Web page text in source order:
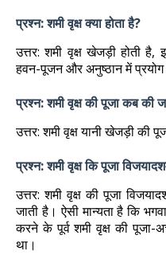
प्रश्न: शमी वृक्ष क्या होता है?
उत्तर: शमी वृक्ष खेजड़ी होती
हवन-पूजन और अनुष्ठान में प्रयोग
प्रश्न: शमी वृक्ष की पूजा कब की
उत्तर: शमी वृक्ष यानी खेजड़ी की
प्रश्न: शमी वृक्ष कि पूजा
उत्तर: शमी वृक्ष की पूजा
जाती है। ऐसी मान्यता है कि
करने के पूर्व शमी वृक्ष की पूजा-
था।